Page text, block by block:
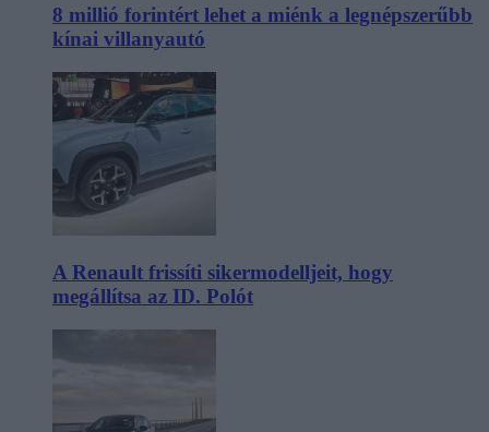
8 millió forintért lehet a miénk a legnépszerűbb
kínai villanyautó
A Renault frissíti sikermodelljeit, hogy
megállítsa az ID. Polót